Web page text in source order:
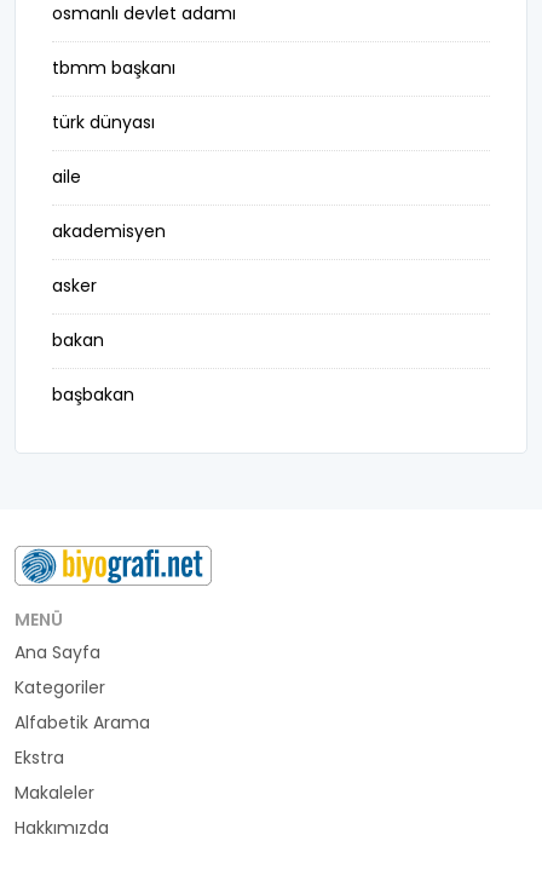
osmanlı devlet adamı
tbmm başkanı
türk dünyası
aile
akademisyen
asker
bakan
başbakan
belediye başkanı
buluş
bürokrat
büyükelçi
cumhurbaşkanı
din adamı
MENÜ
Ana Sayfa
Kategoriler
Alfabetik Arama
Ekstra
Makaleler
Hakkımızda